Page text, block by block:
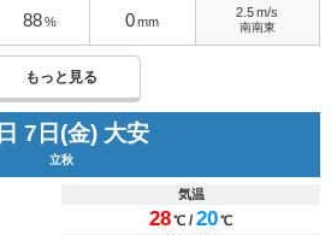
88 % 0 mm
2.5 m/s
南南東
もっと見る
7日(金) 大安
立秋
気温
28℃ /20℃